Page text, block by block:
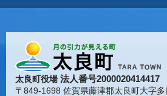
太良町役場法人番号2000020414417
〒849-1698 佐賀県藤津郡太良町大字多